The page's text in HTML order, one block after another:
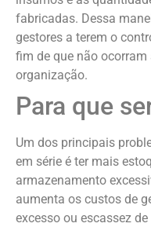
fabricadas. Dessa
gestores a terem o
fim de que não
organização.
Para que
Um dos principais
em série é ter mais
armazenamento
aumenta os custos de
excesso ou escassez